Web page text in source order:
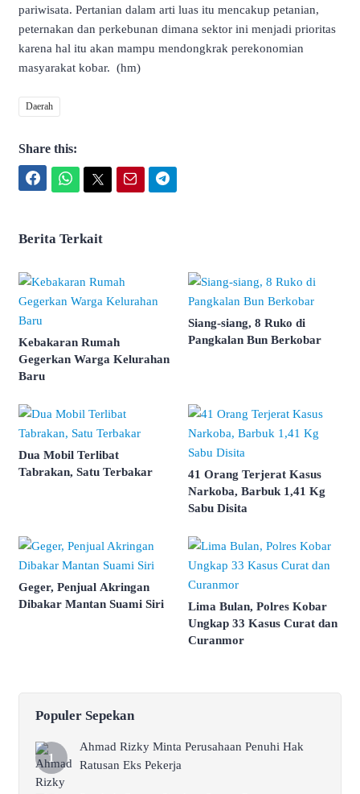
pariwisata. Pertanian dalam arti luas itu mencakup petanian,
peternakan dan perkebunan dimana sektor ini menjadi prioritas
karena hal itu akan mampu mendongkrak perekonomian
masyarakat kobar. (hm)
Daerah
Share this:
Berita Terkait
Kebakaran Rumah
Gegerkan Warga Kelurahan
Baru
Siang-siang, 8 Ruko di
Pangkalan Bun Berkobar
Dua Mobil Terlibat
Tabrakan, Satu Terbakar
41 Orang Terjerat Kasus
Narkoba, Barbuk 1,41 Kg
Sabu Disita
Geger, Penjual Akringan
Dibakar Mantan Suami Siri
Lima Bulan, Polres Kobar
Ungkap 33 Kasus Curat dan
Curanmor
Populer Sepekan
Ahmad Rizky Minta Perusahaan Penuhi Hak
Ratusan Eks Pekerja